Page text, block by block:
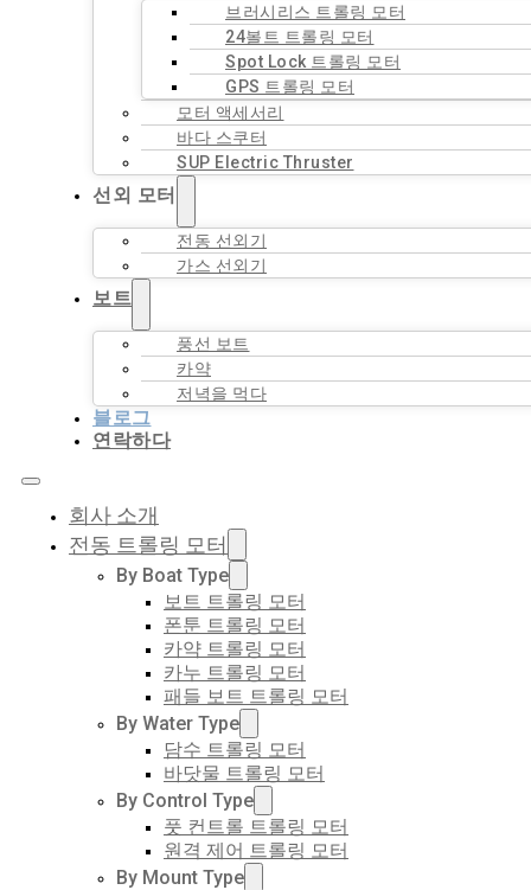
브러시리스 트롤링 모터
24볼트 트롤링 모터
Spot Lock 트롤링 모터
GPS 트롤링 모터
모터 액세서리
바다 스쿠터
SUP Electric Thruster
선외 모터
전동 선외기
가스 선외기
보트
풍선 보트
카약
저녁을 먹다
블로그
연락하다
회사 소개
전동 트롤링 모터
By Boat Type
보트 트롤링 모터
폰툰 트롤링 모터
카약 트롤링 모터
카누 트롤링 모터
패들 보트 트롤링 모터
By Water Type
담수 트롤링 모터
바닷물 트롤링 모터
By Control Type
풋 컨트롤 트롤링 모터
원격 제어 트롤링 모터
By Mount Type